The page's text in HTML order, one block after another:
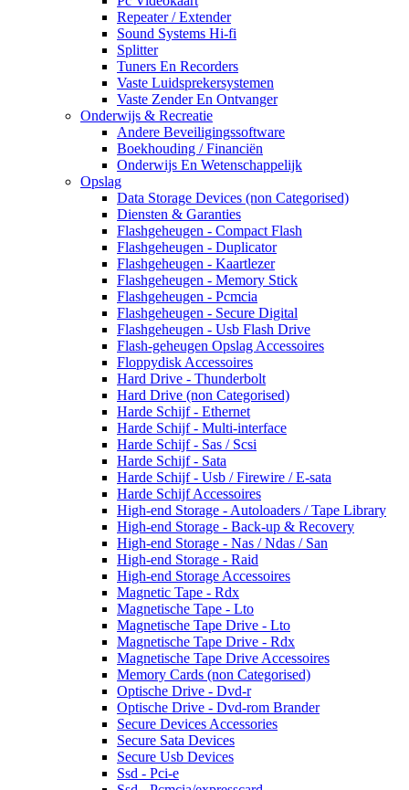
Repeater / Extender
Sound Systems Hi-fi
Splitter
Tuners En Recorders
Vaste Luidsprekersystemen
Vaste Zender En Ontvanger
Onderwijs & Recreatie
Andere Beveiligingssoftware
Boekhouding / Financiën
Onderwijs En Wetenschappelijk
Opslag
Data Storage Devices (non Categorised)
Diensten & Garanties
Flashgeheugen - Compact Flash
Flashgeheugen - Duplicator
Flashgeheugen - Kaartlezer
Flashgeheugen - Memory Stick
Flashgeheugen - Pcmcia
Flashgeheugen - Secure Digital
Flashgeheugen - Usb Flash Drive
Flash-geheugen Opslag Accessoires
Floppydisk Accessoires
Hard Drive - Thunderbolt
Hard Drive (non Categorised)
Harde Schijf - Ethernet
Harde Schijf - Multi-interface
Harde Schijf - Sas / Scsi
Harde Schijf - Sata
Harde Schijf - Usb / Firewire / E-sata
Harde Schijf Accessoires
High-end Storage - Autoloaders / Tape Library
High-end Storage - Back-up & Recovery
High-end Storage - Nas / Ndas / San
High-end Storage - Raid
High-end Storage Accessoires
Magnetic Tape - Rdx
Magnetische Tape - Lto
Magnetische Tape Drive - Lto
Magnetische Tape Drive - Rdx
Magnetische Tape Drive Accessoires
Memory Cards (non Categorised)
Optische Drive - Dvd-r
Optische Drive - Dvd-rom Brander
Secure Devices Accessories
Secure Sata Devices
Secure Usb Devices
Ssd - Pci-e